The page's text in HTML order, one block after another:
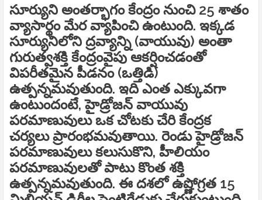
సూర్యుని అంతర్భాగం కేంద్రం నుంచి 25 శాతం
వ్యాసార్థం మేర వ్యాపించి ఉంటుంది. ఇక్కడ
సూర్యునిలోని ద్రవ్యాన్ని (వాయువు) అంతా
గురుత్వశక్తి కేంద్రంవైపు ఆకర్షించడంతో
విపరీతమైన పీడనం (ఒత్తిడి)
ఉత్పన్నమవుతుంది. ఇది ఎంత ఎక్కువగా
ఉంటుందంటే, హైడ్రోజన్‌ వాయువు
పరమాణువులు ఒక చోటకు చేరి కేంద్రక
చర్యలు ప్రారంభమవుతాయి. రెండు హైడ్రోజన్‌
పరమాణువులు కలుసుకొని, హీలియం
పరమాణువులతో పాటు కొంత శక్తి
ఉత్పన్నమవుతుంది. ఈ దశలో ఉష్ణోగ్రత 15